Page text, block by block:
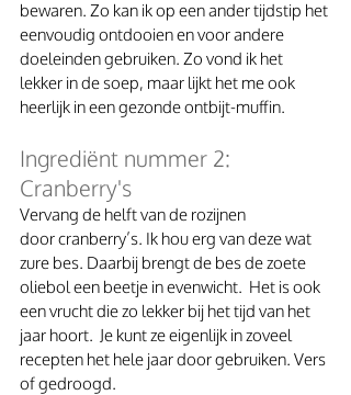
bewaren. Zo kan ik op een ander tijdstip het
eenvoudig ontdooien en voor andere
doeleinden gebruiken. Zo vond ik het
lekker in de soep, maar lijkt het me ook
heerlijk in een gezonde ontbijt-muffin.
Ingrediënt nummer 2:
Cranberry's
Vervang de helft van de rozijnen
door cranberry’s. Ik hou erg van deze wat
zure bes. Daarbij brengt de bes de zoete
oliebol een beetje in evenwicht.  Het is ook
een vrucht die zo lekker bij het tijd van het
jaar hoort.  Je kunt ze eigenlijk in zoveel
recepten het hele jaar door gebruiken. Vers
of gedroogd.